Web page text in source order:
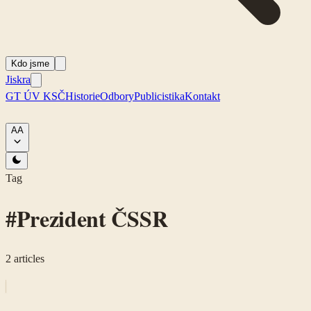
Kdo jsme
Jiskra
GT ÚV KSČHistorieOdboryPublicistikaKontakt
AA
Tag
#Prezident ČSSR
2 articles